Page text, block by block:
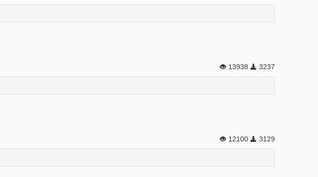
13938 3237
12100 3129